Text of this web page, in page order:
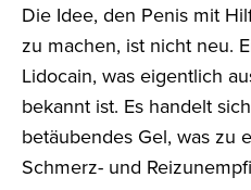
Die Idee, den Penis mit
zu machen, ist nicht neu.
Lidocain, was eigentlich
bekannt ist. Es handelt
betäubendes Gel, was zu
Schmerz- und